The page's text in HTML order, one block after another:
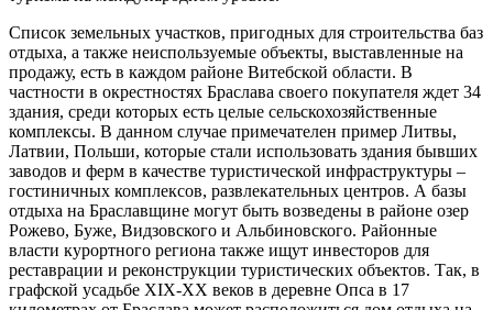
Список земельных участков, пригодных для строительства баз
отдыха, а также неиспользуемые объекты, выставленные на
продажу, есть в каждом районе Витебской области. В
частности в окрестностях Браслава своего покупателя ждет 34
здания, среди которых есть целые сельскохозяйственные
комплексы. В данном случае примечателен пример Литвы,
Латвии, Польши, которые стали использовать здания бывших
заводов и ферм в качестве туристической инфраструктуры –
гостиничных комплексов, развлекательных центров. А базы
отдыха на Браславщине могут быть возведены в районе озер
Рожево, Буже, Видзовского и Альбиновского. Районные
власти курортного региона также ищут инвесторов для
реставрации и реконструкции туристических объектов. Так, в
графской усадьбе XIX-XX веков в деревне Опса в 17